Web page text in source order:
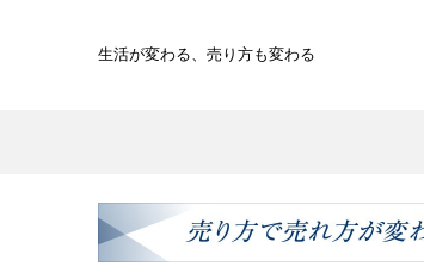
生活が変わる、 売り方も変わる